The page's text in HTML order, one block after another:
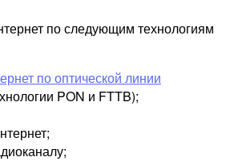
по следующим технологиям
по оптической линии
PON и FTTB);